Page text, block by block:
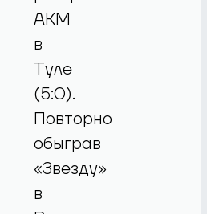
АКМ
в
Туле
(5:0).
Повторно
обыграв
«Звезду»
в